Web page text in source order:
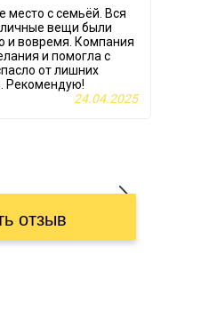
место с семьёй. Вся
личные вещи были
и вовремя. Компания
и помогла с
от лишних
Рекомендую!
24.04.2025
отзыв